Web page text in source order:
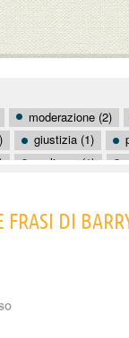
moderazione (2)
giustizia (1)
realismo (1)
FRASI DI